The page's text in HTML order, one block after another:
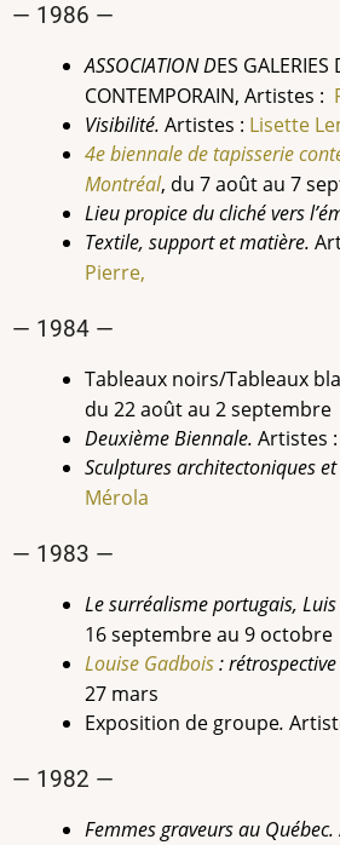
— 1986 —
ASSOCIATION DES GALERIES
CONTEMPORAIN, Artistes :
Visibilité. Artistes : Lisette
4e biennale de tapisserie
Montréal, du 7 août au 7
Lieu propice du cliché vers
Textile, support et matière.
Pierre,
— 1984 —
Tableaux noirs/Tableaux
du 22 août au 2 septembre
Deuxième Biennale. Artistes :
Sculptures architectoniques et
Mérola
— 1983 —
Le surréalisme portugais,
16 septembre au 9 octobre
Louise Gadbois:
27 mars
Exposition de groupe.
— 1982 —
Femmes graveurs au Québec.